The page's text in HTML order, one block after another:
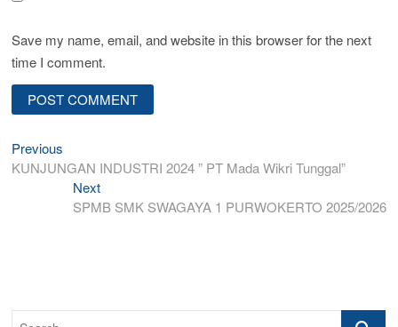
Save my name, email, and website in this browser for the next
time I comment.
Post
navigation
Previous
post:
KUNJUNGAN INDUSTRI 2024 ” PT Mada Wikri Tunggal”
NextNext
post:
SPMB SMK SWAGAYA 1 PURWOKERTO 2025/2026
Search